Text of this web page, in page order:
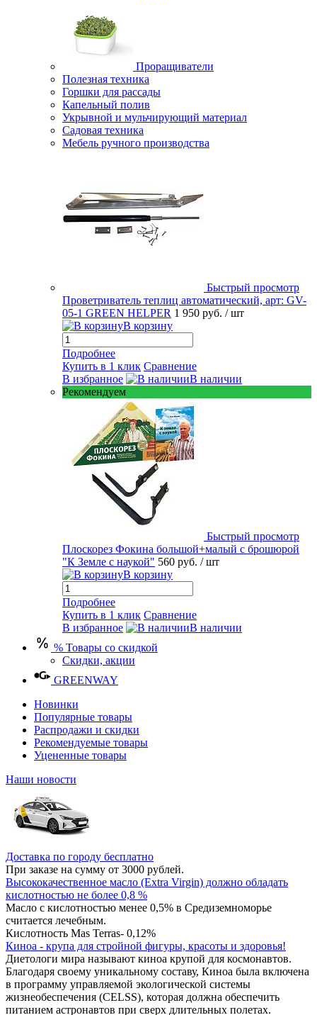
Проращиватели
Полезная техника
Горшки для рассады
Капельный полив
Укрывной и мульчирующий материал
Садовая техника
Мебель ручного производства
Быстрый просмотр
Проветриватель теплиц автоматический, арт: GV-
05-1 GREEN HELPER 1 950 руб. / шт
В корзину
Подробнее
Купить в 1 клик Сравнение
В избранное
В наличии
Рекомендуем
Быстрый просмотр
Плоскорез Фокина большой+малый с брошюрой
"К Земле с наукой" 560 руб. / шт
В корзину
Подробнее
Купить в 1 клик Сравнение
В избранное
В наличии
% Товары со скидкой
Скидки, акции
GREENWAY
Новинки
Популярные товары
Распродажи и скидки
Рекомендуемые товары
Уцененные товары
Наши новости
Доставка по городу бесплатно
При заказе на сумму от 3000 рублей.
Высококачественное масло (Extra Virgin) должно обладать
кислотностью не более 0,8 %
Масло с кислотностью менее 0,5% в Средиземноморье
считается лечебным.
Кислотность Mas Terras- 0,12%
Киноа - крупа для стройной фигуры, красоты и здоровья!
Диетологи мира называют киноа крупой для космонавтов.
Благодаря своему уникальному составу, Киноа была включена
в программу управляемой экологической системы
жизнеобеспечения (CELSS), которая должна обеспечить
питанием астронавтов при сверх длительных полетах.